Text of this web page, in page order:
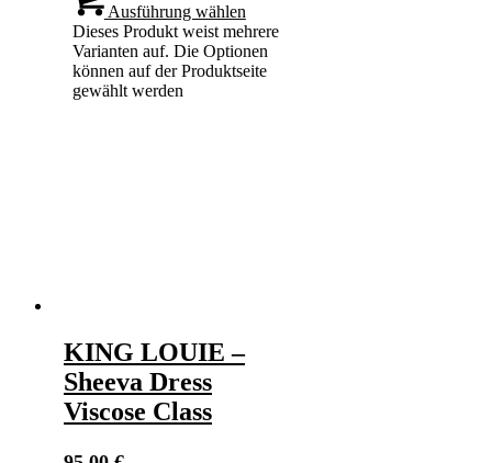
Ausführung wählen
Dieses Produkt weist mehrere
Varianten auf. Die Optionen
können auf der Produktseite
gewählt werden
KING LOUIE –
Sheeva Dress
Viscose Class